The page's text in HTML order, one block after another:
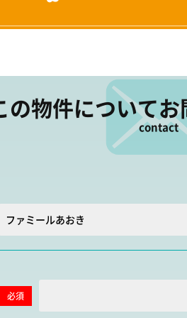
の物件について
contact
必須